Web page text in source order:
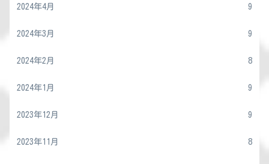
2024年4月 9
2024年3月 9
2024年2月 8
2024年1月 9
2023年12月 9
2023年11月 8